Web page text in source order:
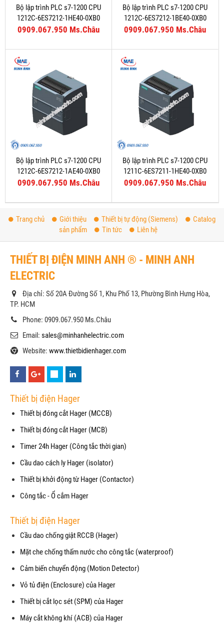
Bộ lập trình PLC s7-1200 CPU
1212C-6ES7212-1HE40-0XB0
0909.067.950 Ms.Châu
Bộ lập trình PLC s7-1200 CPU
1212C-6ES7212-1BE40-0XB0
0909.067.950 Ms.Châu
Bộ lập trình PLC s7-1200 CPU
1212C-6ES7212-1AE40-0XB0
0909.067.950 Ms.Châu
Bộ lập trình PLC s7-1200 CPU
1211C-6ES7211-1HE40-0XB0
0909.067.950 Ms.Châu
Trang chủ Giới thiệu Thiết bị tự động (Siemens)
Catalog
sản phẩm
Tin tức Liên hệ
THIẾT BỊ ĐIỆN MINH ANH ® - MINH ANH
ELECTRIC
Địa chỉ: Số 20A Đường Số 1, Khu Phố 13, Phường Bình Hưng Hòa,
TP. HCM
Phone: 0909.067.950 Ms.Châu
Email: sales@minhanhelectric.com
Website: www.thietbidienhager.com
Thiết bị điện Hager
Thiết bị đóng cắt Hager (MCCB)
Thiết bị đóng cắt Hager (MCB)
Timer 24h Hager (Công tắc thời gian)
Cầu dao cách ly Hager (isolator)
Thiết bị khởi động từ Hager (Contactor)
Công tắc - Ổ cắm Hager
Thiết bị điện Hager
Cầu dao chống giật RCCB (Hager)
Mặt che chống thấm nước cho công tắc (waterproof)
Cảm biến chuyển động (Motion Detector)
Vỏ tủ điện (Enclosure) của Hager
Thiết bị cắt lọc sét (SPM) của Hager
Máy cắt không khí (ACB) của Hager